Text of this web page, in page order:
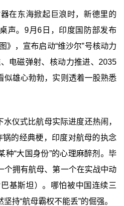
在东海掀起巨浪时，新德里的
声。9月6日，印度国防部发布
》，宣布启动“维沙尔”号核动力
电磁弹射、核动力推进、2035
雄心勃勃，实则透着一股熟悉
水仪式比航母实际进度还热闹，
锅的经典梗，印度对航母的执念
种“大国身份”的心理麻醉剂。毕
个拥有航母、第一个在实战中动
基斯坦）。哪怕被中国连续三
持“航母霸权不能丢”的倔强。